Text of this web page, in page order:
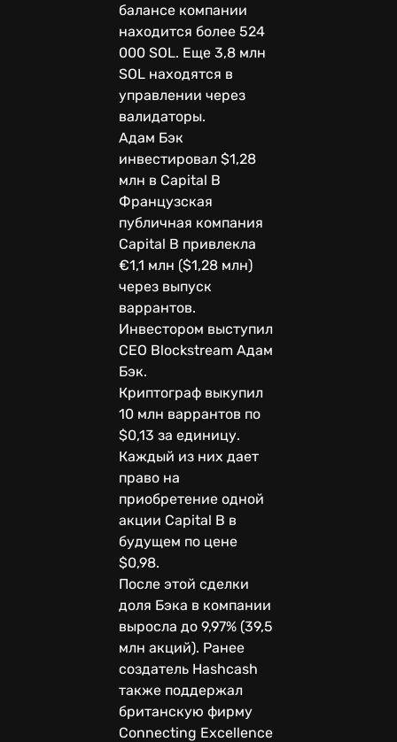
балансе компании
находится более 524
000 SOL. Еще 3,8 млн
SOL находятся в
управлении через
валидаторы.
Адам Бэк
инвестировал $1,28
млн в Capital B
Французская
публичная компания
Capital B привлекла
€1,1 млн ($1,28 млн)
через выпуск
варрантов.
Инвестором выступил
CEO Blockstream Адам
Бэк.
Криптограф выкупил
10 млн варрантов по
$0,13 за единицу.
Каждый из них дает
право на
приобретение одной
акции Capital B в
будущем по цене
$0,98.
После этой сделки
доля Бэка в компании
выросла до 9,97% (39,5
млн акций). Ранее
создатель Hashcash
также поддержал
британскую фирму
Connecting Excellence